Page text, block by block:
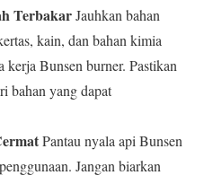
TerbakarJauhkan bahan
kain, dan bahan kimia
kerja Bunsen burner. Pastikan
bahan yang dapat
Pantau nyala api Bunsen
Jangan biarkan